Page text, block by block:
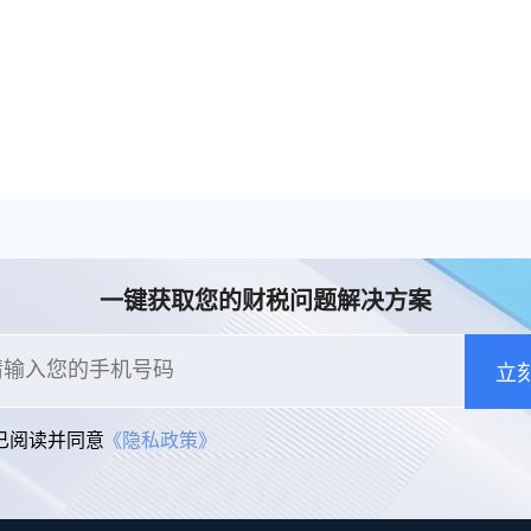
一键获取您的财税问题解决方案
立
阅读并同意《隐私政策》